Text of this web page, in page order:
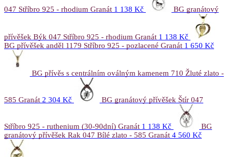
047 Stříbro 925 - rhodium Granát 1 138 Kč BG granátový
přívěšek Býk 047 Stříbro 925 - rhodium Granát 1 138 Kč
BG přívěšek anděl 1179 Stříbro 925 - pozlacené Granát 1 650 Kč
BG přívěs s centrálním oválným kamenem 710 Žluté zlato -
585 Granát 2 304 Kč BG granátový přívěšek Štír 047
Stříbro 925 - ruthenium (30-90dní) Granát 1 138 Kč
BG
granátový přívěšek Rak 047 Bílé zlato - 585 Granát 4 560 Kč